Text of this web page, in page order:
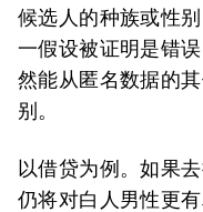
候选人的种族或性
一假设被证明是错
然能从匿名数据的
别。
以借贷为例。如果
仍将对白人男性更